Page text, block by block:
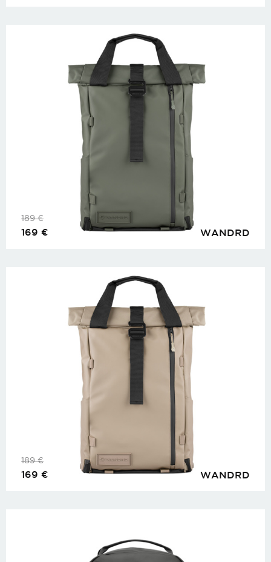
WANDRD
189€
169 €
WANDRD
189€
169 €